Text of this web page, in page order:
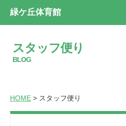
緑ケ丘体育館
スタッフ便り
BLOG
HOME > スタッフ便り